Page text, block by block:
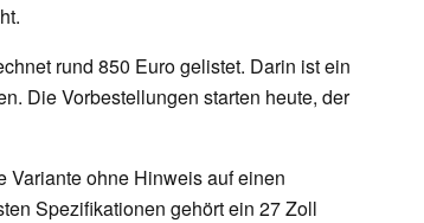
rund 850 Euro gelistet. Darin ist ein
Die Vorbestellungen starten heute, der
Variante ohne Hinweis auf einen
Spezifikationen gehört ein 27 Zoll